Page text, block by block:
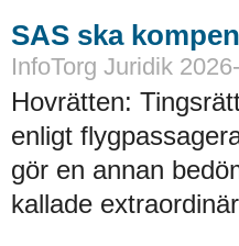
SAS ska
InfoTorg Juridik
Hovrätten:
enligt
gör en annan
kallade